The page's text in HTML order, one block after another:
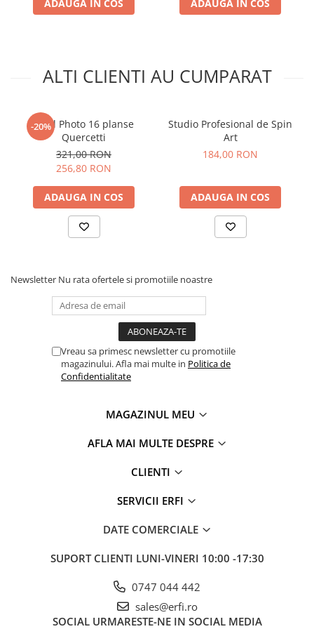
ADAUGA IN COS ADAUGA IN COS
ALTI CLIENTI AU CUMPARAT
-20%
Pixel Photo 16 planse
Quercetti
321,00 RON
256,80 RON
ADAUGA IN COS
Studio Profesional de Spin
Art
184,00 RON
ADAUGA IN COS
Newsletter Nu rata ofertele si promotiile noastre
Vreau sa primesc newsletter cu promotiile
magazinului. Afla mai multe in Politica de
Confidentialitate
MAGAZINUL MEU
AFLA MAI MULTE DESPRE
CLIENTI
SERVICII ERFI
DATE COMERCIALE
SUPORT CLIENTI LUNI-VINERI 10:00 -17:30
0747 044 442
sales@erfi.ro
SOCIAL URMARESTE-NE IN SOCIAL MEDIA